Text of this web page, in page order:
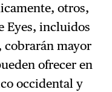
otros,
Eyes, incluidos
cobrarán mayor
ofrecer en
occidental y